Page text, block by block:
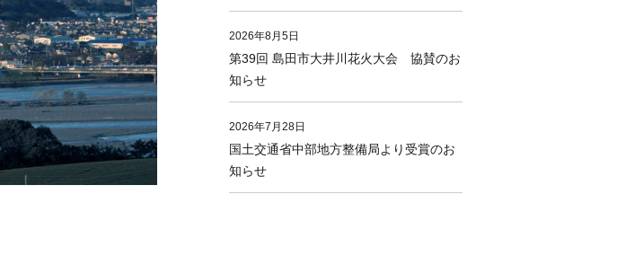
2026年8月5日
第39回 島田市大井川花火大会 協賛のお
知らせ
2026年7月28日
国土交通省中部地方整備局より受賞のお
知らせ